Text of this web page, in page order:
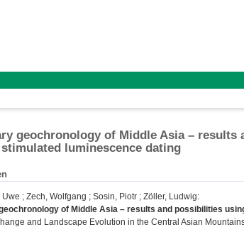
geochronology of Middle Asia –
luminescence dating
Uwe ; Zech, Wolfgang ; Sosin, Piotr ; Zöller, Ludwig:
of Middle Asia – results and possibilities
and Landscape Evolution in the Central Asian